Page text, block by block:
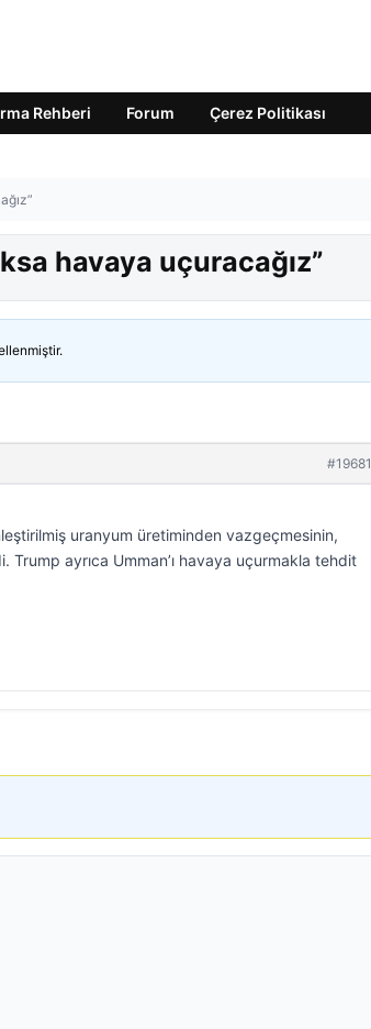
Rehberi Forum Çerez Politikası
havaya uçuracağız”
#19681
uranyum üretiminden vazgeçmesinin,
Trump ayrıca Umman’ı havaya uçurmakla tehdit